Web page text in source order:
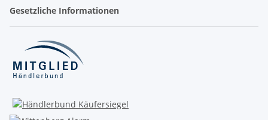
Gesetzliche Informationen